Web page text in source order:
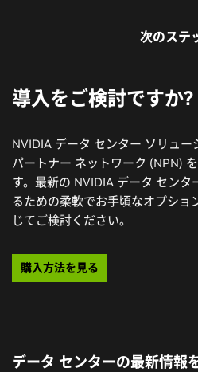
次のステ
導入をご検討ですか?
NVIDIA データ センター ソリュ
パートナー ネットワーク (NPN)
す。最新の NVIDIA データ センタ
るための柔軟でお手頃なオプショ
じてご検討ください。
購入方法を見る
データ センターの最新情報